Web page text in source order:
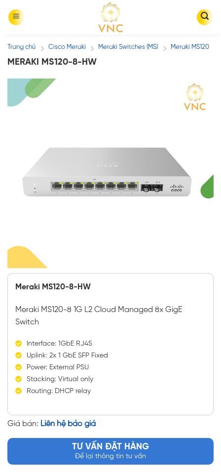
Trang chủ / Cisco Meraki / Meraki Switches (MS) / Meraki MS120
MERAKI MS120-8-HW
Meraki MS120-8-HW
Meraki MS120-8 1G L2 Cloud Managed 8x GigE
Switch
Interface: 1GbE RJ45
Uplink: 2x 1 GbE SFP Fixed
Power: External PSU
Stacking: Virtual only
Routing: DHCP relay
Giá bán: Liên hệ báo giá
TƯ VẤN ĐẶT HÀNG
Để lại thông tin tư vấn